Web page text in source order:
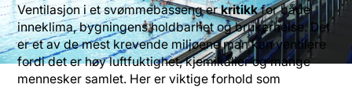
Ventilasjon i et svømmebasseng erkritikkfor både
inneklima, bygningens holdbarhet og brukerhelse. Det
er et av de mest krevende miljøene man kan ventilere
fordi det er høy luftfuktighet, kjemikalier og mange
mennesker samlet. Her er viktige forhold som